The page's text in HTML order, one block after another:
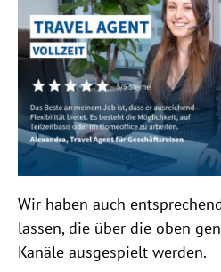
Wir haben auch
lassen, die über die oben
Kanäle ausgespielt werden.